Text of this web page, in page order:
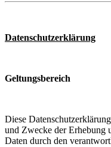
Datenschutzerklärung
Geltungsbereich
Diese
und Zwecke der Erhebung
Daten durch den